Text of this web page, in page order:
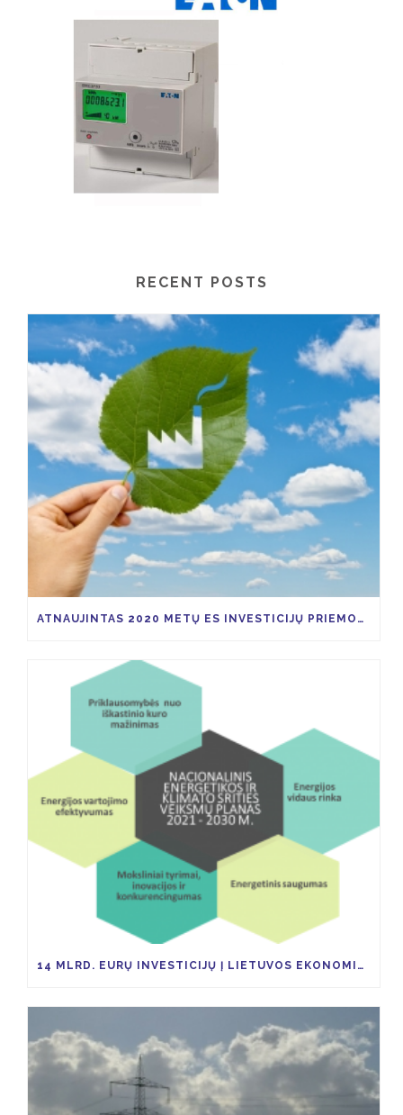
RECENT POSTS
ATNAUJINTAS 2020 METŲ ES INVESTICIJŲ PRIEMONIŲ KVIETIMŲ TEIKTI PARAIŠKAS PLANAS
14 MLRD. EURŲ INVESTICIJŲ Į LIETUVOS EKONOMIKĄ TAM KAD IKI 2030 M. ŠESD SUMAŽĖTŲ 9 PROC.